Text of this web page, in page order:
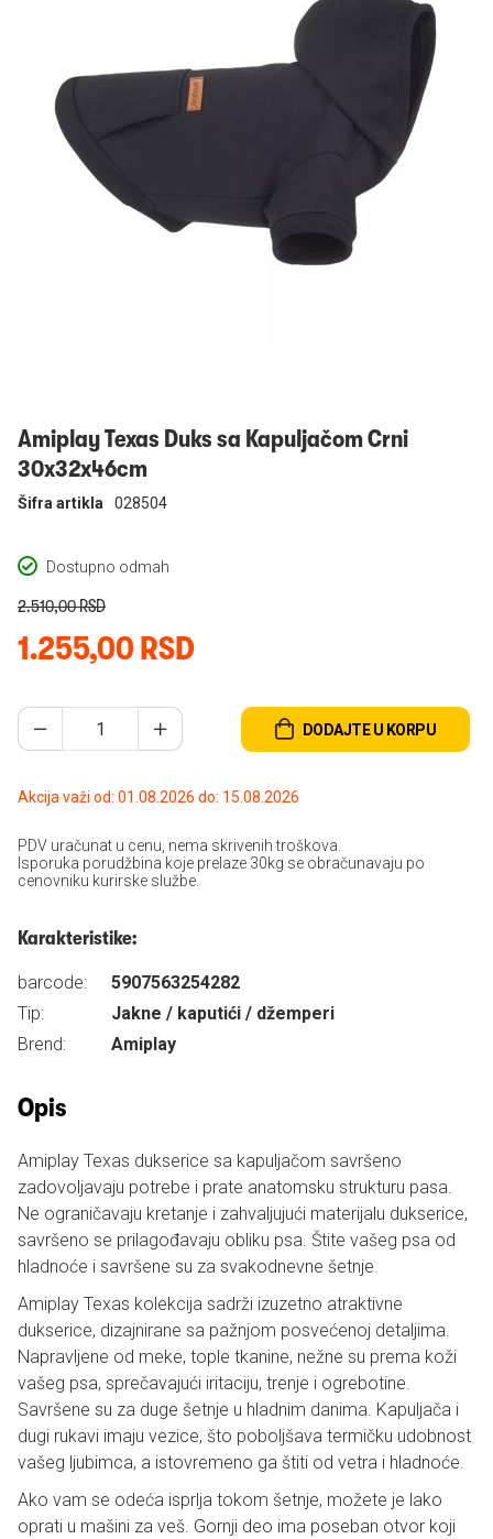
Amiplay Texas Duks sa Kapuljačom Crni
30x32x46cm
Dostupno odmah
Šifra artikla 028504
1.255,00 RSD
2.510,00 RSD
DODAJTE U KORPU
Akcija važi od: 01.08.2026 do: 15.08.2026
PDV uračunat u cenu, nema skrivenih troškova.
Isporuka porudžbina koje prelaze 30kg se obračunavaju po
cenovniku kurirske službe.
Karakteristike:
barcode:
5907563254282
Tip:
Jakne / kaputići / džemperi
Brend:
Amiplay
Opis
Amiplay Texas dukserice sa kapuljačom savršeno
zadovoljavaju potrebe i prate anatomsku strukturu pasa.
Ne ograničavaju kretanje i zahvaljujući materijalu dukserice,
savršeno se prilagođavaju obliku psa. Štite vašeg psa od
hladnoće i savršene su za svakodnevne šetnje.
Amiplay Texas kolekcija sadrži izuzetno atraktivne
dukserice, dizajnirane sa pažnjom posvećenoj detaljima.
Napravljene od meke, tople tkanine, nežne su prema koži
vašeg psa, sprečavajući iritaciju, trenje i ogrebotine.
Savršene su za duge šetnje u hladnim danima. Kapuljača i
dugi rukavi imaju vezice, što poboljšava termičku udobnost
vašeg ljubimca, a istovremeno ga štiti od vetra i hladnoće.
Ako vam se odeća isprlja tokom šetnje, možete je lako
oprati u mašini za veš. Gornji deo ima poseban otvor koji